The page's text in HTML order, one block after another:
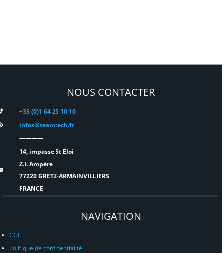
NOUS CONTACTER
+33 (0)1 64 25 10 10
infos@teamtech.fr
————
14, impasse St Eloi
Z.I. Ampère
77220 GRETZ-ARMAINVILLIERS
FRANCE
NAVIGATION
CGL
Politique de confidentialité